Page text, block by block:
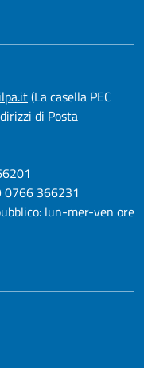
(La casella PEC
di Posta
0766 366231
lun-mer-ven ore